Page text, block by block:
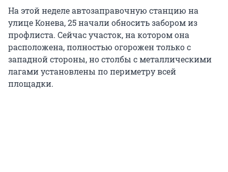
На этой неделе автозаправочную станцию на
улице Конева, 25 начали обносить забором из
профлиста. Сейчас участок, на котором она
расположена, полностью огорожен только с
западной стороны, но столбы с металлическими
лагами установлены по периметру всей
площадки.